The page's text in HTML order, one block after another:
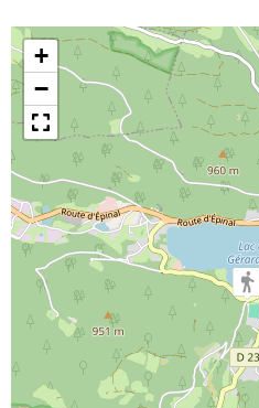
Trier par
Horodatage
+
−